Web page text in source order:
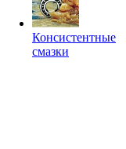
Консистентные
смазки